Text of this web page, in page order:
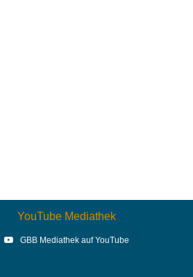
YouTube Mediathek
GBB Mediathek auf YouTube